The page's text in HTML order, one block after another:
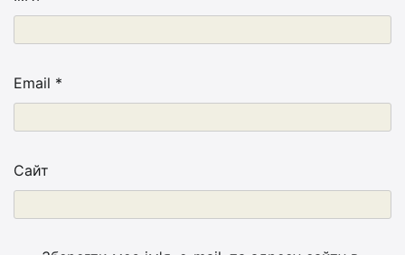
Email *
Сайт